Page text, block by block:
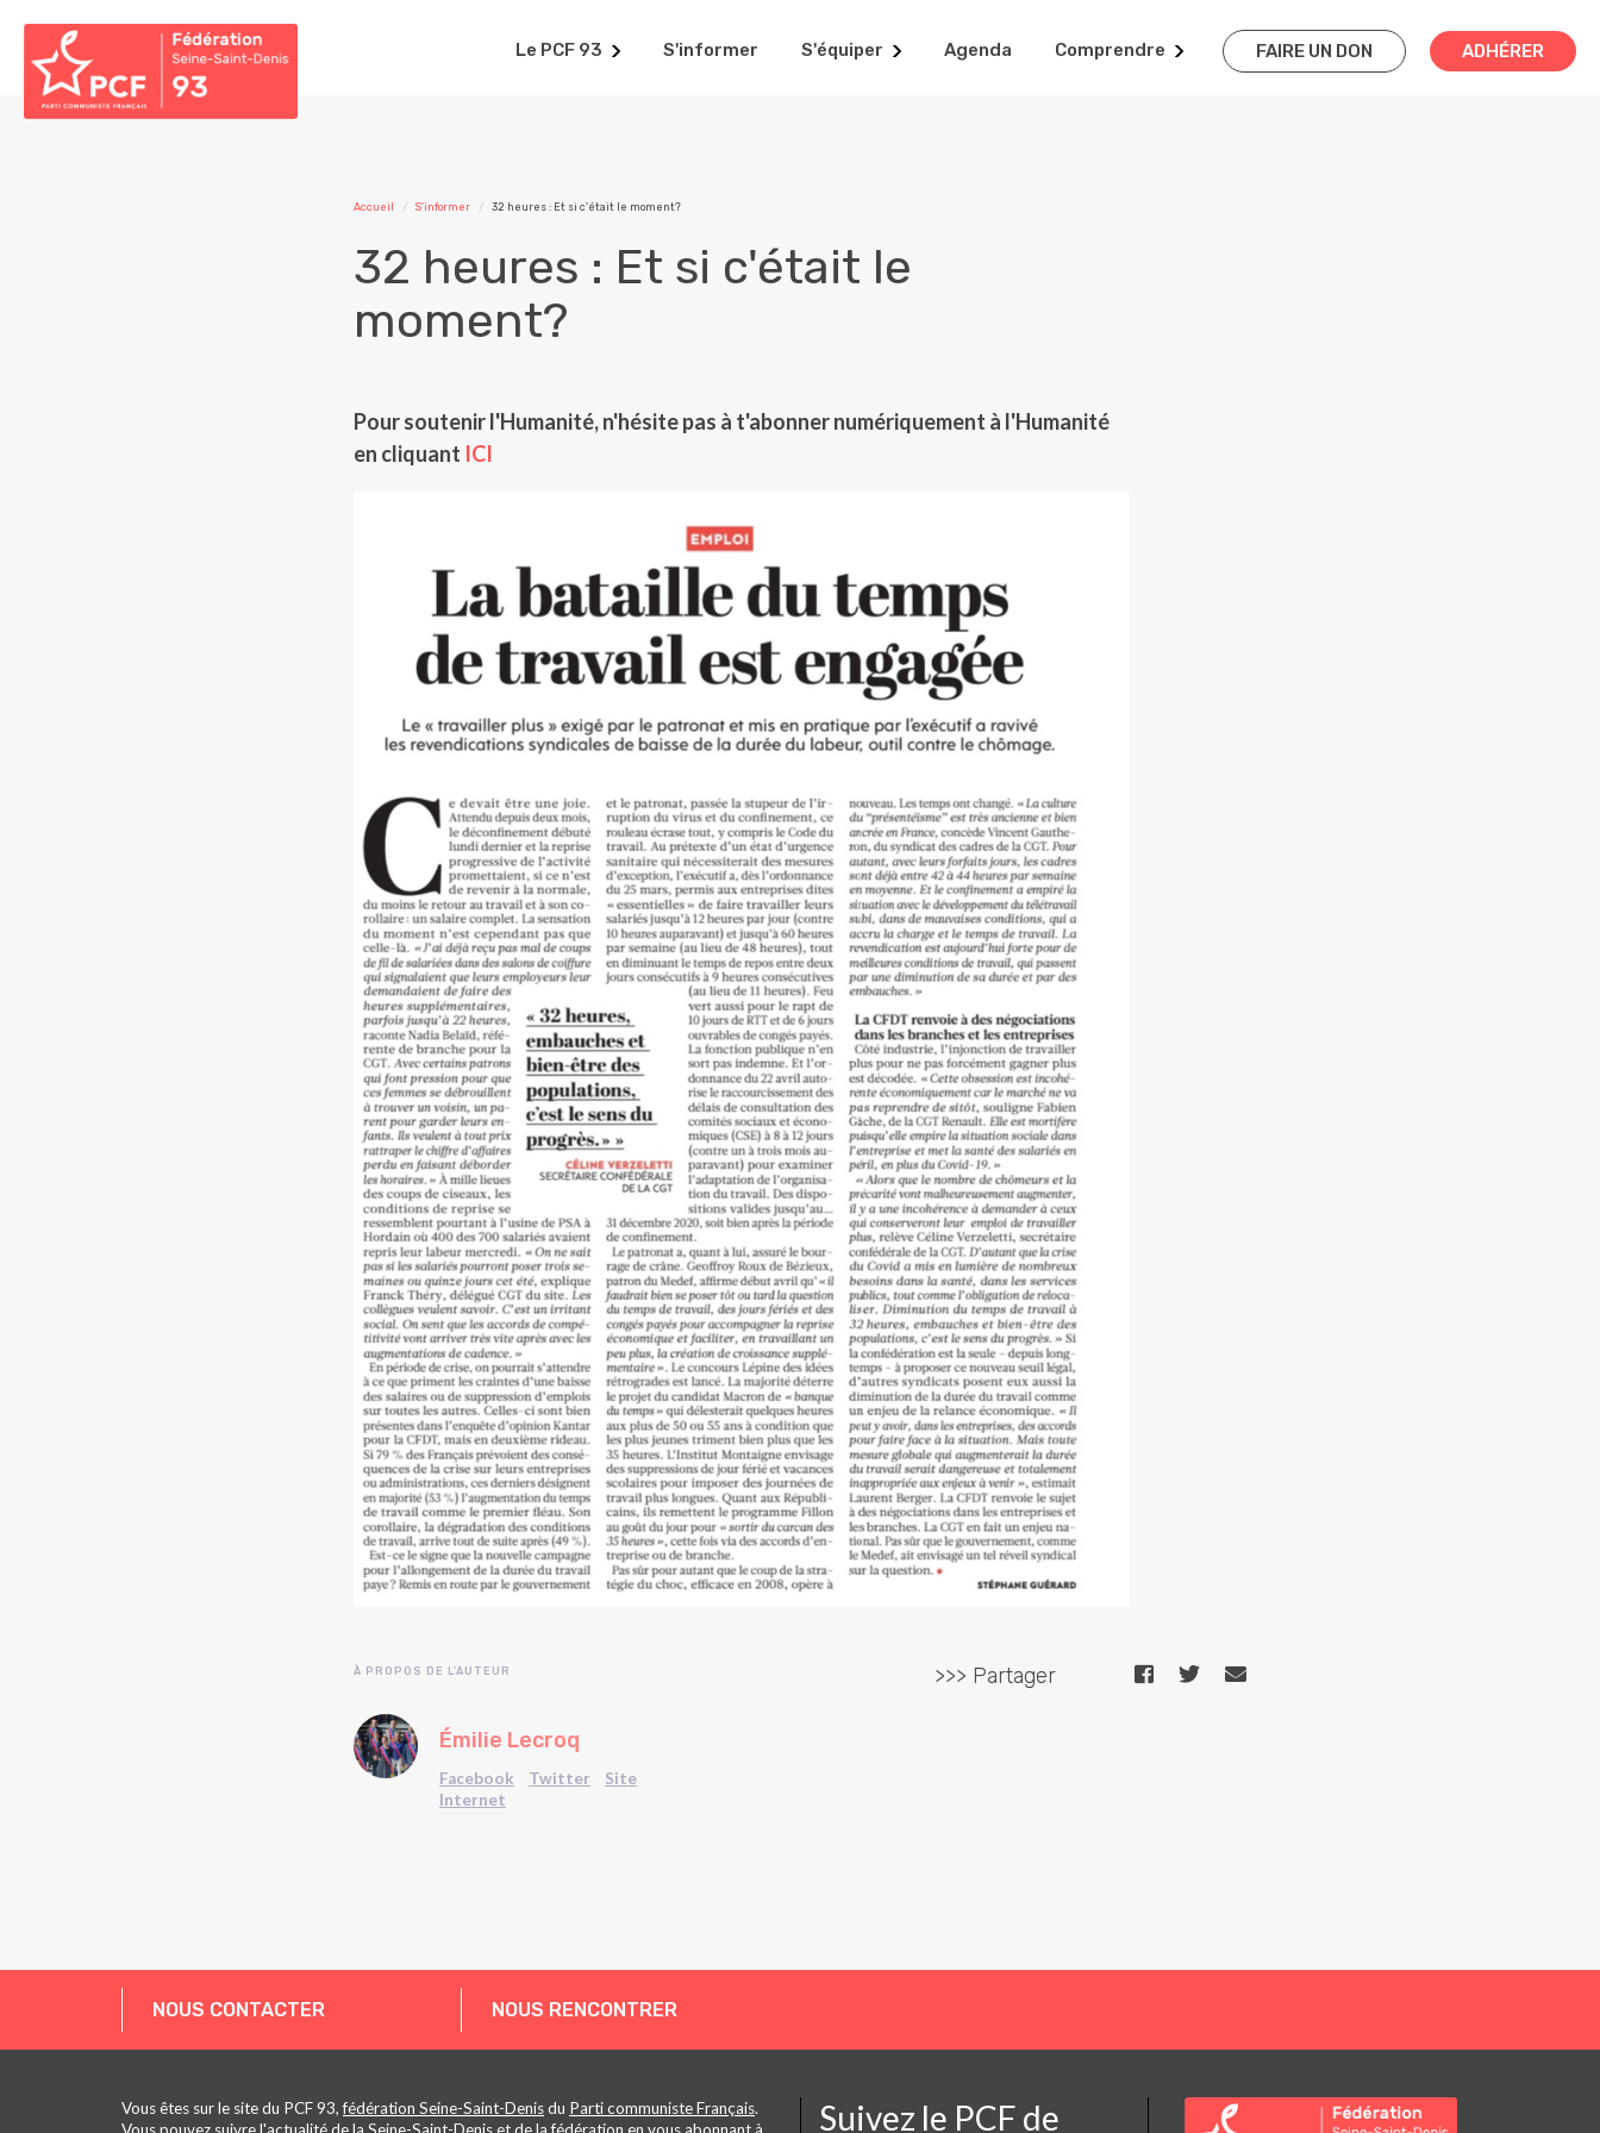
FAIRE UN DON ADHÉRER
Le PCF 93 S'informer S'équiper Agenda Comprendre
Accueil S'informer 32 heures : Et si c'était le moment?
32 heures : Et si c'était le
moment?
Pour soutenir l'Humanité, n'hésite pas à t'abonner numériquement à l'Humanité
en cliquant ICI
À PROPOS DE L'AUTEUR
Émilie Lecroq
Facebook Twitter
Site
Internet
>>> Partager
NOUS CONTACTER NOUS RENCONTRER
Vous êtes sur le site du PCF 93,fédération Seine-Saint-Denisdu Parti communiste Français.
Vous pouvez suivrel'actualitéde la Seine-Saint-Denis et de la fédération en vous abonnant à Suivez le PCF de